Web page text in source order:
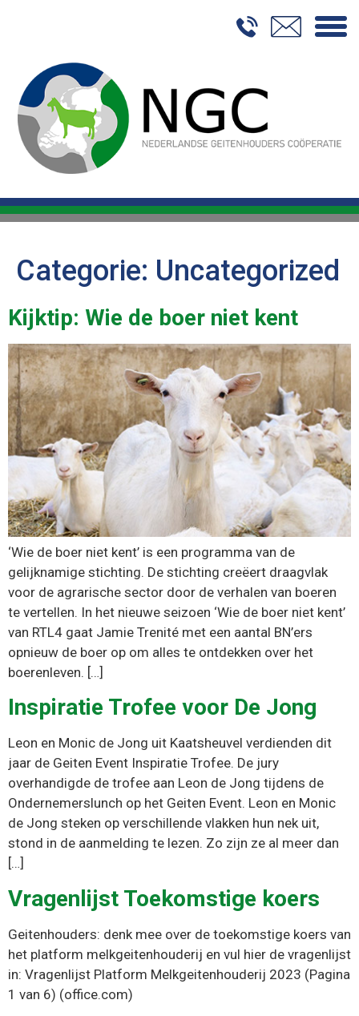
Categorie: Uncategorized
Kijktip: Wie de boer niet kent
‘Wie de boer niet kent’ is een programma van de
gelijknamige stichting. De stichting creëert draagvlak
voor de agrarische sector door de verhalen van boeren
te vertellen. In het nieuwe seizoen ‘Wie de boer niet kent’
van RTL4 gaat Jamie Trenité met een aantal BN’ers
opnieuw de boer op om alles te ontdekken over het
boerenleven. […]
Inspiratie Trofee voor De Jong
Leon en Monic de Jong uit Kaatsheuvel verdienden dit
jaar de Geiten Event Inspiratie Trofee. De jury
overhandigde de trofee aan Leon de Jong tijdens de
Ondernemerslunch op het Geiten Event. Leon en Monic
de Jong steken op verschillende vlakken hun nek uit,
stond in de aanmelding te lezen. Zo zijn ze al meer dan
[…]
Vragenlijst Toekomstige koers
Geitenhouders: denk mee over de toekomstige koers van
het platform melkgeitenhouderij en vul hier de vragenlijst
in: Vragenlijst Platform Melkgeitenhouderij 2023 (Pagina
1 van 6) (office.com)
Over NGC
Duurzaamheid
Onze Geitenhouders
Handel